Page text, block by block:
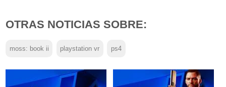
OTRAS NOTICIAS SOBRE:
moss: book ii playstation vr ps4